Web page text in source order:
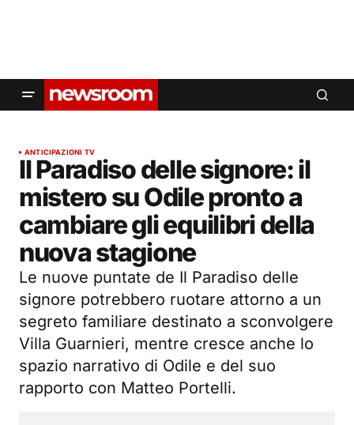
ANTICIPAZIONI TV
Il Paradiso delle signore: il
mistero su Odile pronto a
cambiare gli equilibri della
nuova stagione
Le nuove puntate de Il Paradiso delle
signore potrebbero ruotare attorno a un
segreto familiare destinato a sconvolgere
Villa Guarnieri, mentre cresce anche lo
spazio narrativo di Odile e del suo
rapporto con Matteo Portelli.